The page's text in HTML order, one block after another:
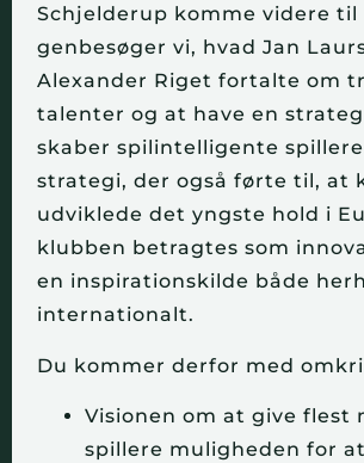
Schjelderup komme videre til
genbesøger vi, hvad Jan
Alexander Riget fortalte om
talenter og at have en
skaber spilintelligente
strategi, der også førte til, at
udviklede det yngste hold i
klubben betragtes som
en inspirationskilde både
internationalt.
Du kommer derfor med
Visionen om at give flest
spillere muligheden for